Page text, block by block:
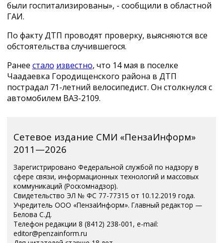
были госпитализированы», - сообщили в областной
ГАИ.
По факту ДТП проводят проверку, выясняются все
обстоятельства случившегося.
Ранее стало известно, что 14 мая в поселке
Чаадаевка Городищенского района в ДТП
пострадал 71-летний велосипедист. Он столкнулся с
автомобилем ВАЗ-2109.
Сетевое издание СМИ «ПензаИнформ»
2011—2026
Зарегистрировано Федеральной службой по надзору в
сфере связи, информационных технологий и массовых
коммуникаций (Роскомнадзор).
Свидетельство ЭЛ № ФС 77-77315 от 10.12.2019 года.
Учредитель ООО «ПензаИнформ». Главный редактор —
Белова С.Д.
Телефон редакции 8 (8412) 238-001, e-mail:
editor@penzainform.ru